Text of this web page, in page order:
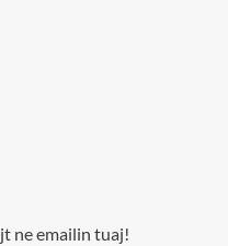
ne emailin tuaj!